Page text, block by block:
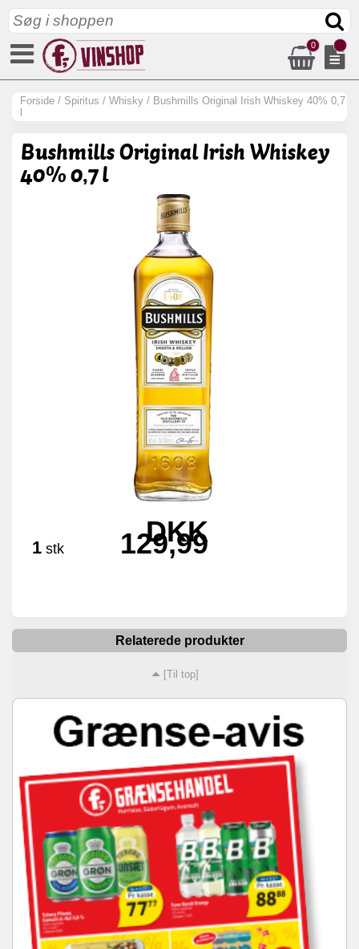
0
Forside / Spiritus / Whisky / Bushmills Original Irish Whiskey 40% 0,7
Bushmills Original Irish Whiskey
40% 0,7 l
1 stk
DKK
129,99
Relaterede produkter
[Til top]